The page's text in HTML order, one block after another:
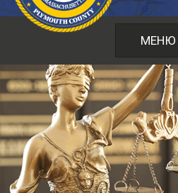
МЕНЮ